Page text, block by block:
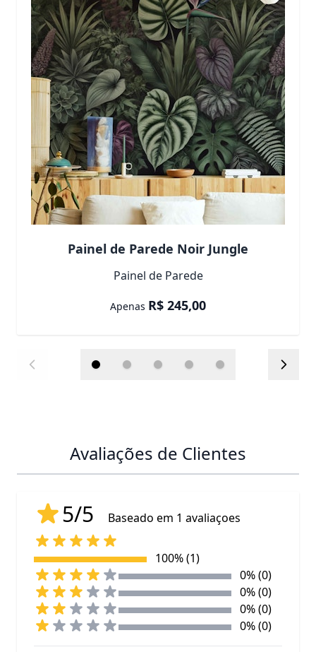
Painel de Parede Noir Jungle
Painel de Parede
Apenas R$ 245,00
Avaliações de Clientes
5/5 Baseado em 1 avaliaçoes
100% (1)
0% (0)
0% (0)
0% (0)
0% (0)